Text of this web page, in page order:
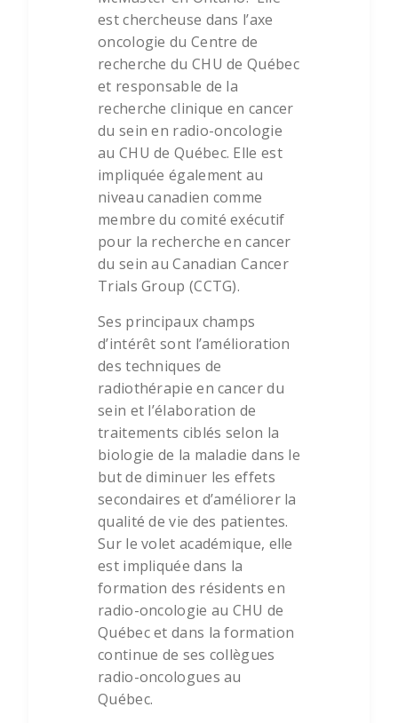
est chercheuse dans l’axe
oncologie du Centre de
recherche du CHU de Québec
et responsable de la
recherche clinique en cancer
du sein en radio-oncologie
au CHU de Québec. Elle est
impliquée également au
niveau canadien comme
membre du comité exécutif
pour la recherche en cancer
du sein au Canadian Cancer
Trials Group (CCTG).
Ses principaux champs
d’intérêt sont l’amélioration
des techniques de
radiothérapie en cancer du
sein et l’élaboration de
traitements ciblés selon la
biologie de la maladie dans le
but de diminuer les effets
secondaires et d’améliorer la
qualité de vie des patientes.
Sur le volet académique, elle
est impliquée dans la
formation des résidents en
radio-oncologie au CHU de
Québec et dans la formation
continue de ses collègues
radio-oncologues au
Québec.